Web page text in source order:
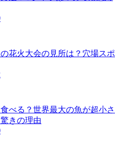
花火大会の見所は？穴場スポ
べる？世界最大の魚が超小さ
きの理由